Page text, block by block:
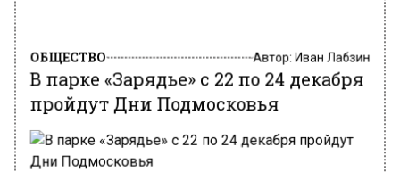
ОБЩЕСТВО Автор:Иван Лабзин
В парке «Зарядье» с 22 по 24 декабря
пройдут Дни Подмосковья